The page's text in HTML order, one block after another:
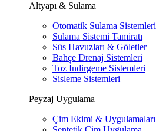
Altyapı & Sulama
Otomatik Sulama Sistemleri
Sulama Sistemi Tamiratı
Süs Havuzları & Göletler
Bahçe Drenaj Sistemleri
Toz İndirgeme Sistemleri
Sisleme Sistemleri
Peyzaj Uygulama
Çim Ekimi & Uygulamaları